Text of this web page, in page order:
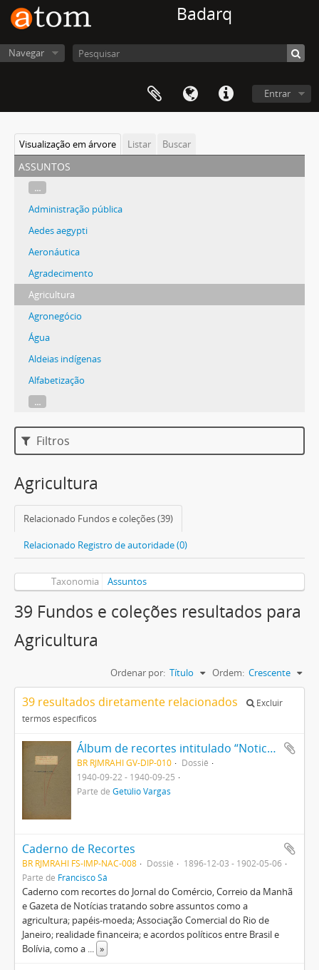
Badarq
Navegar
Entrar
Visualização em árvore Listar Buscar
assuntos
...
Administração pública
Aedes aegypti
Aeronáutica
Agradecimento
Agricultura
Agronegócio
Água
Aldeias indígenas
Alfabetização
...
Filtros
Agricultura
Relacionado Fundos e coleções (39)
Relacionado Registro de autoridade (0)
Taxonomia Assuntos
39 Fundos e coleções resultados para
Agricultura
Ordenar por: Título Ordem: Crescente
39 resultados diretamente relacionados
Excluir
termos específicos
Álbum de recortes intitulado “Noticiário sobre Decreto sobre a Lavoura”
BR RJMRAHI GV-DIP-010
Dossiê
1940-09-22 - 1940-09-25
Parte deGetúlio Vargas
Caderno de Recortes
BR RJMRAHI FS-IMP-NAC-008 Dossiê
1896-12-03 - 1902-05-06
Parte de Francisco Sá
Caderno com recortes do Jornal do Comércio, Correio da Manhã
e Gazeta de Notícias tratando sobre assuntos como a
agricultura; papéis-moeda; Associação Comercial do Rio de
Janeiro; realidade financeira; e acordos políticos entre Brasil e
Bolívia, como a ... »